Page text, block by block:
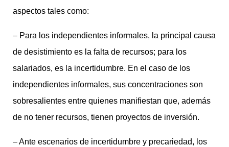
aspectos tales como:
– Para los independientes informales, la principal causa
de desistimiento es la falta de recursos; para los
salariados, es la incertidumbre. En el caso de los
independientes informales, sus concentraciones son
sobresalientes entre quienes manifiestan que, además
de no tener recursos, tienen proyectos de inversión.
– Ante escenarios de incertidumbre y precariedad, los